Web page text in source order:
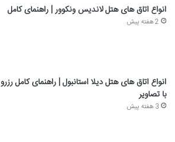
انواع اتاق های هتل لاندیس ونکوور | راهنمای کامل
2 هفته پیش
انواع اتاق های هتل دیلا استانبول | راهنمای کامل رزرو
با تصاویر
3 هفته پیش